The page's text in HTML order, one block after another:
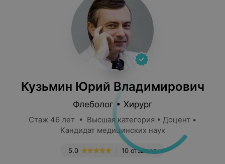
Кузьмин Юрий Владимирович
Флеболог • Хирург
Стаж 46 лет • Высшая категория • Доцент •
Кандидат медицинских наук
10 отзывов
5.0